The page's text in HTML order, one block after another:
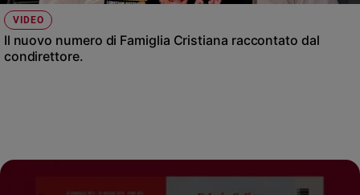
VIDEO
Il nuovo numero di Famiglia Cristiana raccontato dal
condirettore.